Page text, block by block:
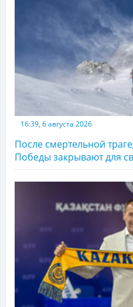
16:39, 6 августа 2026
После смертельной
Победы закрывают для